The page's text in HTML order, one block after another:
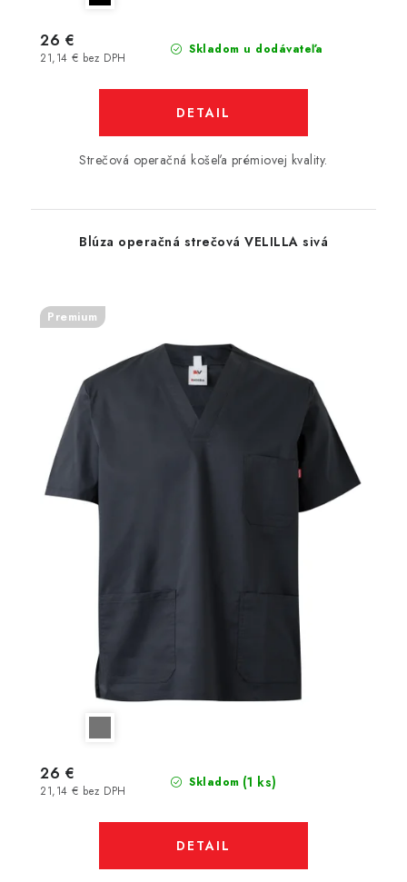
Skladom u dodávateľa
21,14 € bez DPH
26 €
DETAIL
Strečová operačná košeľa prémiovej kvality.
Blúza operačná strečová VELILLA sivá
Premium
Skladom (1 ks)
21,14 € bez DPH
26 €
DETAIL